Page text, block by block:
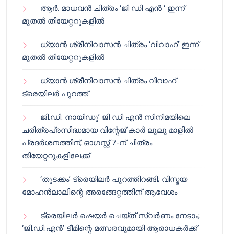
ആർ. മാധവൻ ചിത്രം ‘ജി ഡി എൻ ‘ ഇന്ന്
മുതൽ തിയേറ്ററുകളിൽ
ധ്യാൻ ശ്രീനിവാസൻ ചിത്രം ‘വിവാഹ്’ ഇന്ന്
മുതൽ തിയേറ്ററുകളിൽ
ധ്യാൻ ശ്രീനിവാസൻ ചിത്രം വിവാഹ്
ട്രെയിലർ പുറത്ത്
ജി.ഡി. നായിഡു’ ജി ഡി എൻ സിനിമയിലെ
ചരിത്രപ്രസിദ്ധമായ വിന്റേജ് കാർ ലുലു മാളിൽ
പ്രദർശനത്തിന്; ഓഗസ്റ്റ് 7-ന് ചിത്രം
തിയേറ്ററുകളിലേക്ക്
‘തുടക്കം’ ട്രെയിലർ പുറത്തിറങ്ങി; വിസ്മയ
മോഹൻലാലിന്റെ അരങ്ങേറ്റത്തിന് ആവേശം
ട്രെയിലർ ഷെയർ ചെയ്‌ത് സ്വർണം നേടാം;
‘ജി.ഡി.എൻ’ ടീമിന്റെ മത്സരവുമായി ആരാധകർക്ക്